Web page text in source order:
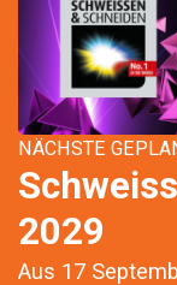
NÄCHSTE
2029
Aus 17